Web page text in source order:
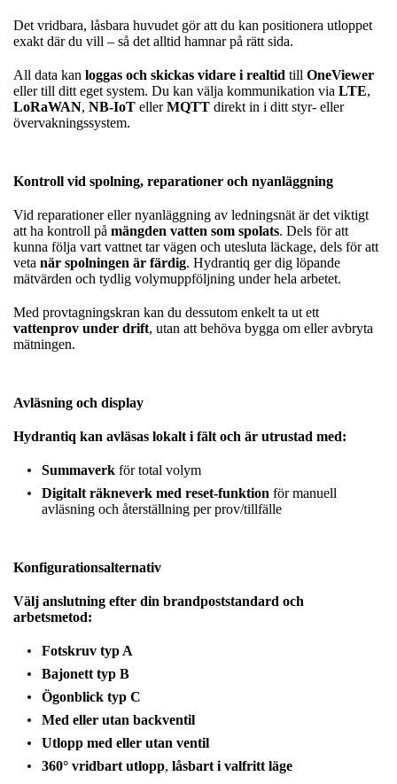
Det vridbara, låsbara huvudet gör att du kan positionera utloppet
exakt där du vill – så det alltid hamnar på rätt sida.
All data kan loggas och skickas vidare i realtid till OneViewer
eller till ditt eget system. Du kan välja kommunikation via LTE,
LoRaWAN, NB-IoT ellerMQTT direkt in i ditt styr- eller
övervakningssystem.
Kontroll vid spolning, reparationer och nyanläggning
Vid reparationer eller nyanläggning av ledningsnät är det viktigt
att ha kontroll på mängden vatten som spolats. Dels för att
kunna följa vart vattnet tar vägen och utesluta läckage, dels för att
veta när spolningen är färdig. Hydrantiq ger dig löpande
mätvärden och tydlig volymuppföljning under hela arbetet.
Med provtagningskran kan du dessutom enkelt ta ut ett
vattenprov under drift, utan att behöva bygga om eller avbryta
mätningen.
Avläsning och display
Hydrantiq kan avläsas lokalt i fält och är utrustad med:
Summaverk för total volym
Digitalt räkneverk med reset-funktion för manuell
avläsning och återställning per prov/tillfälle
Konfigurationsalternativ
Välj anslutning efter din brandpoststandard och
arbetsmetod:
Fotskruv typ A
Bajonett typ B
Ögonblick typ C
Med eller utan backventil
Utlopp med eller utan ventil
360° vridbart utlopp, låsbart i valfritt läge